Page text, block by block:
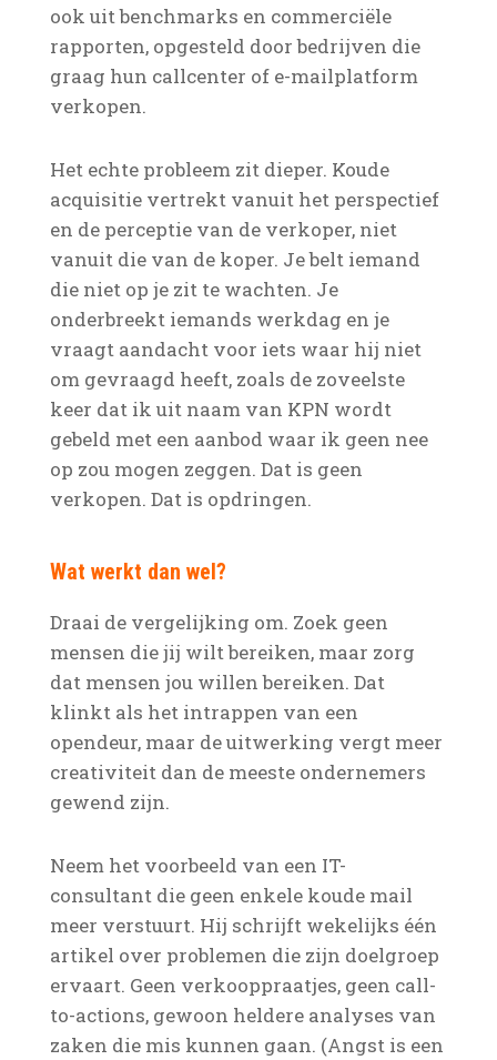
ook uit benchmarks en commerciële
rapporten, opgesteld door bedrijven die
graag hun callcenter of e-mailplatform
verkopen.
Het echte probleem zit dieper. Koude
acquisitie vertrekt vanuit het perspectief
en de perceptie van de verkoper, niet
vanuit die van de koper. Je belt iemand
die niet op je zit te wachten. Je
onderbreekt iemands werkdag en je
vraagt aandacht voor iets waar hij niet
om gevraagd heeft, zoals de zoveelste
keer dat ik uit naam van KPN wordt
gebeld met een aanbod waar ik geen nee
op zou mogen zeggen. Dat is geen
verkopen. Dat is opdringen.
Wat werkt dan wel?
Draai de vergelijking om. Zoek geen
mensen die jij wilt bereiken, maar zorg
dat mensen jou willen bereiken. Dat
klinkt als het intrappen van een
opendeur, maar de uitwerking vergt meer
creativiteit dan de meeste ondernemers
gewend zijn.
Neem het voorbeeld van een IT-
consultant die geen enkele koude mail
meer verstuurt. Hij schrijft wekelijks één
artikel over problemen die zijn doelgroep
ervaart. Geen verkooppraatjes, geen call-
to-actions, gewoon heldere analyses van
zaken die mis kunnen gaan. (Angst is een